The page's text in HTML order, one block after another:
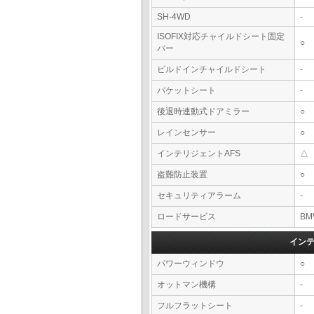
SH-4WD
-
ISOFIX対応チャイルドシート固定
バー
○
ビルドインチャイルドシート -
バケットシート -
後退時連動式ドアミラー ○
レインセンサー ○
インテリジェントAFS △
盗難防止装置 ○
セキュリティアラーム -
ロードサービス
イン
パワーウィンドウ ○
オットマン機構 -
フルフラットシート -